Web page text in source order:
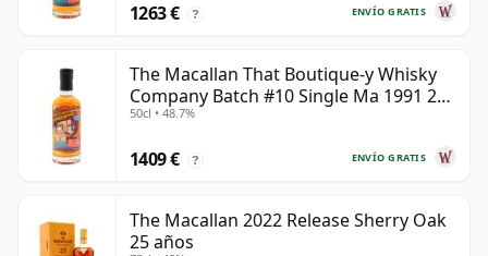
ENVÍO GRATIS
1263 € ?
The Macallan That Boutique-y Whisky
Company Batch #10 Single Ma 1991 26
años
50cl • 48.7%
ENVÍO GRATIS
1409 € ?
The Macallan 2022 Release Sherry Oak
25 años